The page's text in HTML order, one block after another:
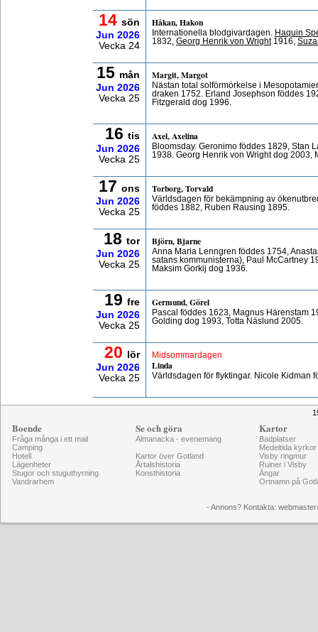
14 sön
Jun 2026
Vecka 24
Håkan, Hakon
Internationella blodgivardagen.
Haquin
1832, Georg Henrik von Wright1916,
15 mån
Jun 2026
Vecka 25
Margit, Margot
Nästan total solförmörkelse i
draken 1752. Erland Josephson föddes
Fitzgerald dog 1996.
16 tis
Jun 2026
Vecka 25
Axel, Axelina
Bloomsday. Geronimo föddes 1829, Stan
1938. Georg Henrik von Wright dog 2003,
17 ons
Jun 2026
Vecka 25
Torborg, Torvald
Världsdagen för bekämpning av
föddes 1882, Ruben Rausing 1895.
18 tor
Jun 2026
Vecka 25
Björn, Bjarne
Anna Maria Lenngren föddes 1754,
satans kommunisterna), Paul McCartney
Maksim Gorkij dog 1936.
19 fre
Jun 2026
Vecka 25
Germund, Görel
Pascal föddes 1623, Magnus Härenstam
Golding dog 1993, Totta Näslund 2005.
20
lör
Jun 2026
Vecka 25
Midsommardagen
Linda
Världsdagen för flyktingar. Nicole Kidman
Boende
Fråga många i ett mail
Camping
Hotell
Lägenheter
Stugor och stuguthyrning
Vandrarhem
Se och göra
Almanacka - evenemang
Kartor över Gotland
Årtalshistoria
Konsthistoria
Kartor
Badplatser
Medeltida kyrkor
Visby ringmur
Ruiner i Visby
Ängar
Ortnamn på
- Annons? Kontakta: